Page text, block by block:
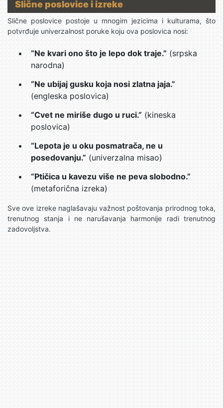
Slične poslovice i izreke
Slične poslovice postoje u mnogim jezicima i kulturama, što
potvrđuje univerzalnost poruke koju ova poslovica nosi:
“Ne kvari ono što je lepo dok traje.” (srpska
narodna)
“Ne ubijaj gusku koja nosi zlatna jaja.”
(engleska poslovica)
“Cvet ne miriše dugo u ruci.” (kineska
poslovica)
“Lepota je u oku posmatrača, ne u
posedovanju.” (univerzalna misao)
“Ptičica u kavezu više ne peva slobodno.”
(metaforična izreka)
Sve ove izreke naglašavaju važnost poštovanja prirodnog toka,
trenutnog stanja i ne narušavanja harmonije radi trenutnog
zadovoljstva.